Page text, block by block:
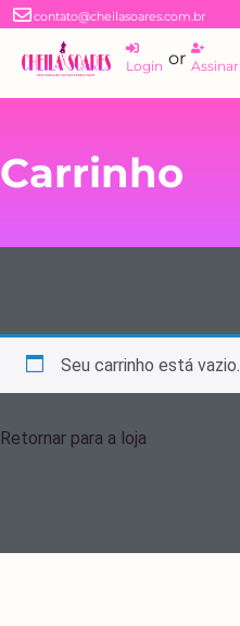
contato@cheilasoares.com.br
Login or Assinar
Carrinho
Seu carrinho está vazio.
Retornar para a loja